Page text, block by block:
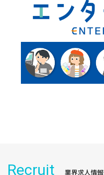
Recruit 業界求人情報